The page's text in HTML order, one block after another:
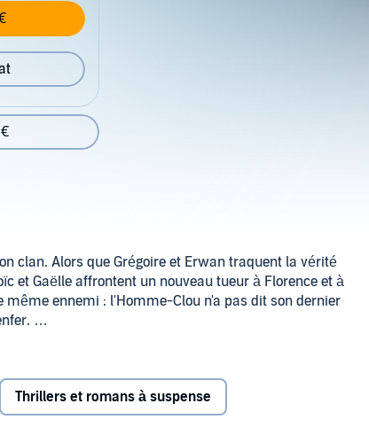
clan. Alors que Grégoire et Erwan traquent la vérité
et Gaëlle affrontent un nouveau tueur à Florence et à
ennemi : l'Homme-Clou n'a pas dit son dernier
un film.©2016 Audiolib (P)2016 Audiolib
Thrillers et romans à suspense